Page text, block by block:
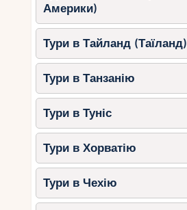
Америки)
Тури в Тайланд (Таїланд)
Тури в Танзанію
Тури в Туніс
Тури в Хорватію
Тури в Чехію